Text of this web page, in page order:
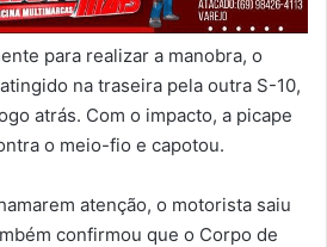
para realizar a manobra, o
na traseira pela outra S-10,
atrás. Com o impacto, a picape
o meio-fio e capotou.
atenção, o motorista saiu
confirmou que o Corpo de